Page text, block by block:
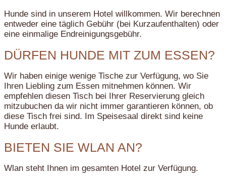
Hunde sind in unserem Hotel willkommen. Wir berechnen
entweder eine täglich Gebühr (bei Kurzaufenthalten) oder
eine einmalige Endreinigungsgebühr.
DÜRFEN HUNDE MIT ZUM ESSEN?
Wir haben einige wenige Tische zur Verfügung, wo Sie
Ihren Liebling zum Essen mitnehmen können. Wir
empfehlen diesen Tisch bei Ihrer Reservierung gleich
mitzubuchen da wir nicht immer garantieren können, ob
diese Tisch frei sind. Im Speisesaal direkt sind keine
Hunde erlaubt.
BIETEN SIE WLAN AN?
Wlan steht Ihnen im gesamten Hotel zur Verfügung.